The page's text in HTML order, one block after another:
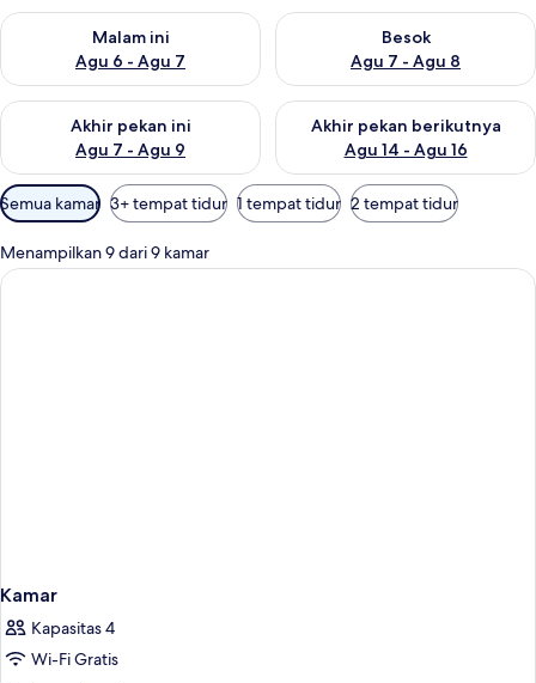
Malam ini
Agu 6 - Agu 7
Periksa ketersediaan untuk malam ini Agu 6 - Agu 7
Besok
Agu 7 - Agu 8
Periksa ketersediaan untuk
Akhir pekan ini
Agu 7 - Agu 9
Periksa ketersediaan untuk akhir pekan ini Agu 7 - Agu 9
Akhir pekan berikutnya
Agu 14 - Agu 16
Periksa ketersediaan untuk
Filter
tersedia
untuk
kamar
Semua kamar 3+ tempat tidur 1 tempat tidur 2 tempat tidur
Menampilkan 9 dari 9 kamar
Kamar
Kapasitas 4
Wi-Fi Gratis